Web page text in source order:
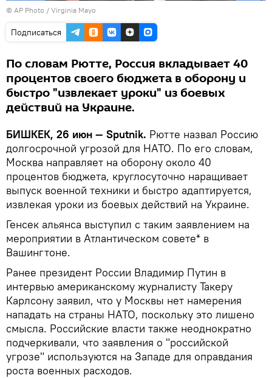
© AP Photo / Virginia Mayo
Подписаться
По словам Рютте, Россия вкладывает 40
процентов своего бюджета в оборону и
быстро "извлекает уроки" из боевых
действий на Украине.
БИШКЕК, 26 июн — Sputnik. Рютте назвал Россию
долгосрочной угрозой для НАТО. По его словам,
Москва направляет на оборону около 40
процентов бюджета, круглосуточно наращивает
выпуск военной техники и быстро адаптируется,
извлекая уроки из боевых действий на Украине.
Генсек альянса выступил с таким заявлением на
мероприятии в Атлантическом совете* в
Вашингтоне.
Ранее президент России Владимир Путин в
интервью американскому журналисту Такеру
Карлсону заявил, что у Москвы нет намерения
нападать на страны НАТО, поскольку это лишено
смысла. Российские власти также неоднократно
подчеркивали, что заявления о "российской
угрозе" используются на Западе для оправдания
роста военных расходов.